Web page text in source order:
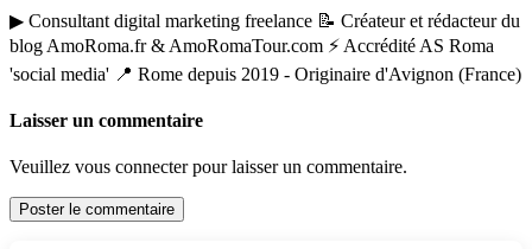
▶ Consultant digital marketing freelance 📝 Créateur et rédacteur du
blog AmoRoma.fr & AmoRomaTour.com ⚡ Accrédité AS Roma
'social media' 📍 Rome depuis 2019 - Originaire d'Avignon (France)
Laisser un commentaire
Veuillez vous connecter pour laisser un commentaire.